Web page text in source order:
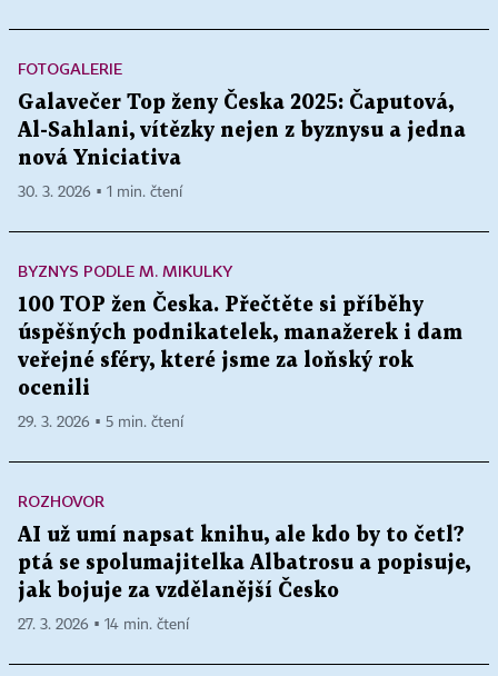
FOTOGALERIE
Galavečer Top ženy Česka 2025: Čaputová,
Al-Sahlani, vítězky nejen z byznysu a jedna
nová Yniciativa
30. 3. 2026 ▪ 1 min. čtení
BYZNYS PODLE M. MIKULKY
100 TOP žen Česka. Přečtěte si příběhy
úspěšných podnikatelek, manažerek i dam
veřejné sféry, které jsme za loňský rok
ocenili
29. 3. 2026 ▪ 5 min. čtení
ROZHOVOR
AI už umí napsat knihu, ale kdo by to četl?
ptá se spolumajitelka Albatrosu a popisuje,
jak bojuje za vzdělanější Česko
27. 3. 2026 ▪ 14 min. čtení